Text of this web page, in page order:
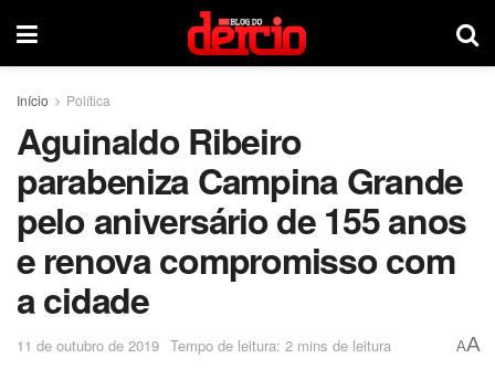
Início Política
Aguinaldo Ribeiro
parabeniza Campina Grande
pelo aniversário de 155 anos
e renova compromisso com
a cidade
11 de outubro de 2019 Tempo de leitura: 2 mins de leitura AA